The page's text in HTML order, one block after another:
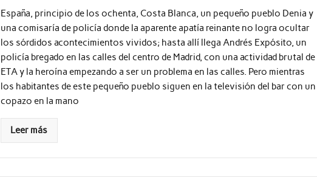
España, principio de los ochenta, Costa Blanca, un pequeño pueblo Denia y
una comisaría de policía donde la aparente apatía reinante no logra ocultar
los sórdidos acontecimientos vividos; hasta allí llega Andrés Expósito, un
policía bregado en las calles del centro de Madrid, con una actividad brutal de
ETA y la heroína empezando a ser un problema en las calles. Pero mientras
los habitantes de este pequeño pueblo siguen en la televisión del bar con un
copazo en la mano
Leer más